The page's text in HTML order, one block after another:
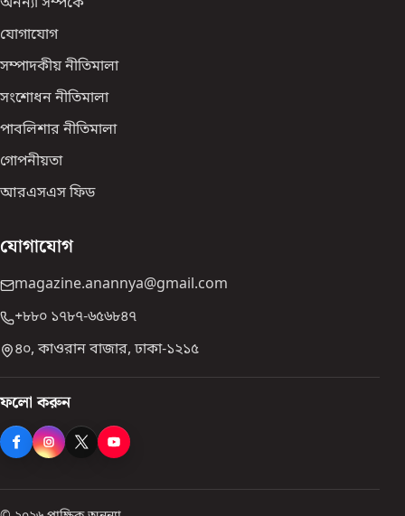
যোগাযোগ
সম্পাদকীয় নীতিমালা
সংশোধন নীতিমালা
পাবলিশার নীতিমালা
গোপনীয়তা
আরএসএস ফিড
যোগাযোগ
magazine.anannya@gmail.com
+৮৮০ ১৭৮৭-৬৫৬৮৪৭
৪০, কাওরান বাজার, ঢাকা-১২১৫
ফলো করুন